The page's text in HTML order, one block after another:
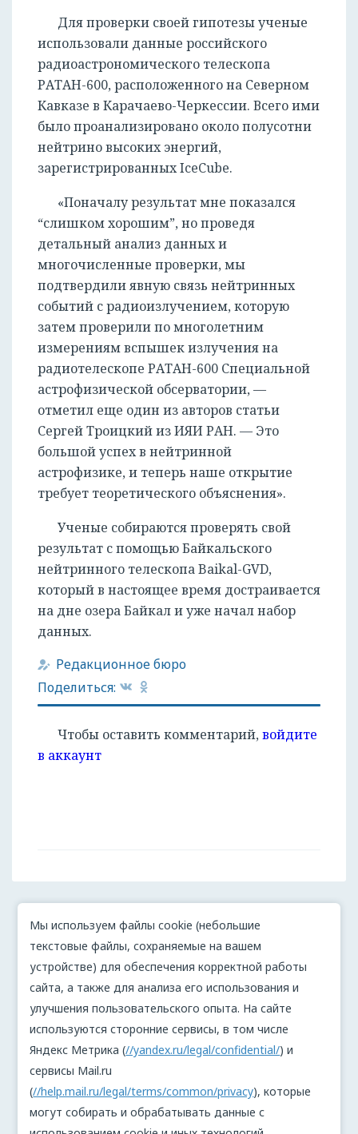
Для проверки своей гипотезы ученые
использовали данные российского
радиоастрономического телескопа
РАТАН-600, расположенного на Северном
Кавказе в Карачаево-Черкессии. Всего ими
было проанализировано около полусотни
нейтрино высоких энергий,
зарегистрированных IceCube.
«Поначалу результат мне показался
“слишком хорошим”, но проведя
детальный анализ данных и
многочисленные проверки, мы
подтвердили явную связь нейтринных
событий с радиоизлучением, которую
затем проверили по многолетним
измерениям вспышек излучения на
радиотелескопе РАТАН-600 Специальной
астрофизической обсерватории, —
отметил еще один из авторов статьи
Сергей Троицкий из ИЯИ РАН. — Это
большой успех в нейтринной
астрофизике, и теперь наше открытие
требует теоретического объяснения».
Ученые собираются проверять свой
результат с помощью Байкальского
нейтринного телескопа Baikal-GVD,
который в настоящее время достраивается
на дне озера Байкал и уже начал набор
данных.
Редакционное бюро
Поделиться:
Чтобы оставить комментарий,войдите
в аккаунт
Мы используем файлы cookie (небольшие
текстовые файлы, сохраняемые на вашем
устройстве) для обеспечения корректной работы
сайта, а также для анализа его использования и
улучшения пользовательского опыта. На сайте
используются сторонние сервисы, в том числе
Яндекс Метрика (//yandex.ru/legal/confidential/) и
сервисы Mail.ru
(//help.mail.ru/legal/terms/common/privacy), которые
могут собирать и обрабатывать данные с